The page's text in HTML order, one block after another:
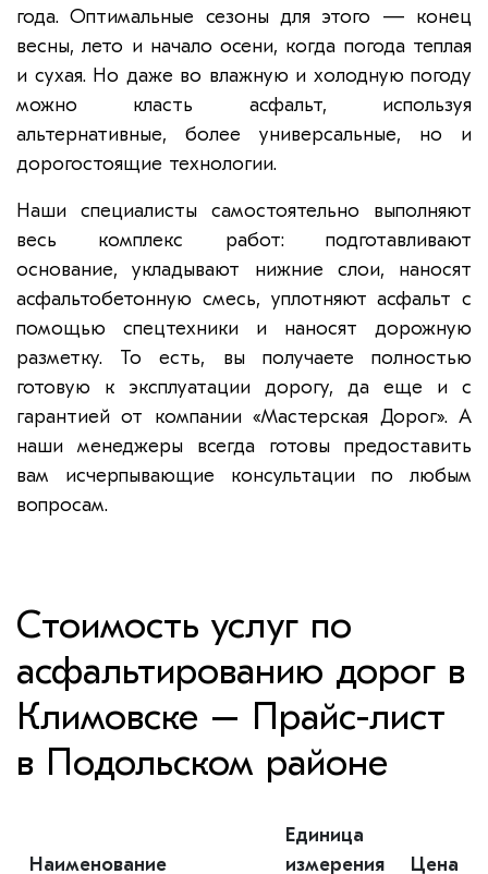
года. Оптимальные сезоны для этого — конец
весны, лето и начало осени, когда погода теплая
и сухая. Но даже во влажную и холодную погоду
можно класть асфальт, используя
альтернативные, более универсальные, но и
дорогостоящие технологии.
Наши специалисты самостоятельно выполняют
весь комплекс работ: подготавливают
основание, укладывают нижние слои, наносят
асфальтобетонную смесь, уплотняют асфальт с
помощью спецтехники и наносят дорожную
разметку. То есть, вы получаете полностью
готовую к эксплуатации дорогу, да еще и с
гарантией от компании «Мастерская Дорог». А
наши менеджеры всегда готовы предоставить
вам исчерпывающие консультации по любым
вопросам.
Стоимость услуг по
асфальтированию дорог в
Климовске – Прайс-лист
в Подольском районе
Наименование
Единица
измерения
Цена